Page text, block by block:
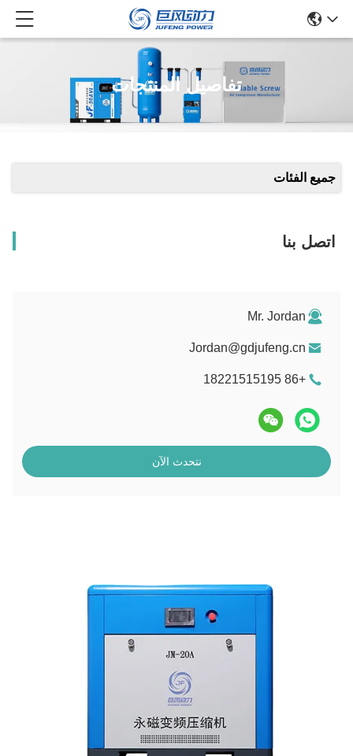
تفاصيل المنتجات
جميع الفئات
اتصل بنا
Mr. Jordan
Jordan@gdjufeng.cn
+86 18221515195
نتحدث الآن